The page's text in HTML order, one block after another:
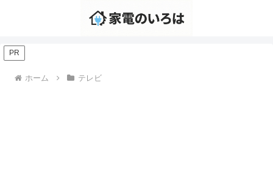
PR
ホーム テレビ